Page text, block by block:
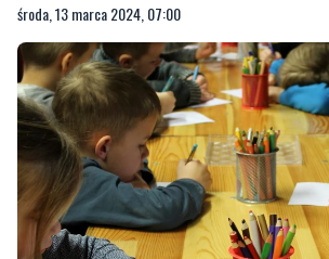
środa, 13 marca 2024, 07:00